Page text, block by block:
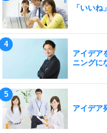
「いい
アイデア
ニングに
アイデア